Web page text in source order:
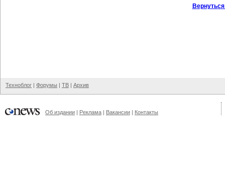
Техноблог | Форумы | ТВ | Архив
Об издании | Реклама | Вакансии | Контакты